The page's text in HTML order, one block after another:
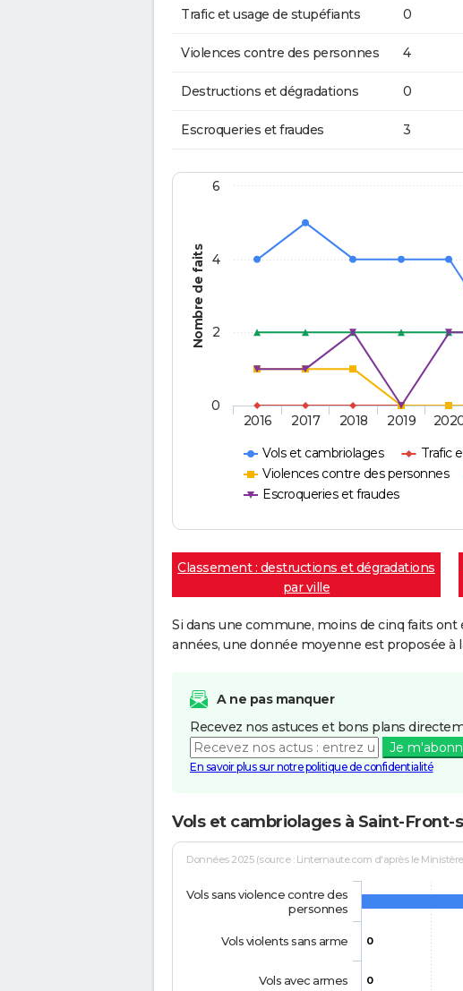
Trafic et usage de stupéfiants 0
Violences contre des personnes 4
Destructions et dégradations 0
Escroqueries et fraudes 3
Nombre de faits
Vols et cambriolages
Trafic
Violences contre des personnes
Escroqueries et fraudes
2016 2017 2018 2019
0
2
4
6
Classement : destructions et dégradations
par ville
Si dans une commune, moins de cinq faits ont
années, une donnée moyenne est proposée à
A ne pas manquer
Recevez nos astuces et bons plans
Je
En savoir plus sur notre politique de confidentialité
Vols et cambriolages à Saint-Front-
Données 2025 (source : Linternaute.com d'après le
0
0
Vols sans violence contre des
personnes
Vols violents sans arme
Vols avec armes